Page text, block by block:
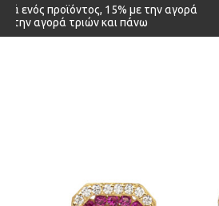
έκτωση με την αγορά ενός
δύο και 20% με την αγορά τριών